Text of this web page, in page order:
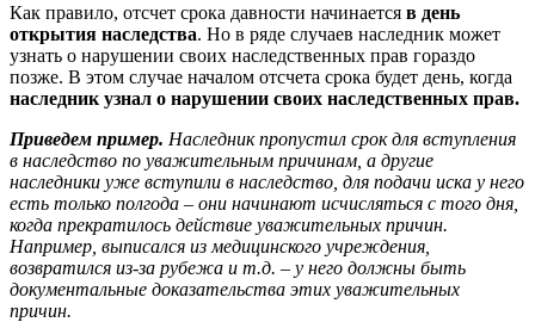
Как правило, отсчет срока давности начинается в день
открытия наследства. Но в ряде случаев наследник может
узнать о нарушении своих наследственных прав гораздо
позже. В этом случае началом отсчета срока будет день, когда
наследник узнал о нарушении своих наследственных прав.
Приведем пример. Наследник пропустил срок для вступления
в наследство по уважительным причинам, а другие
наследники уже вступили в наследство, для подачи иска у него
есть только полгода – они начинают исчисляться с того дня,
когда прекратилось действие уважительных причин.
Например, выписался из медицинского учреждения,
возвратился из-за рубежа и т.д. – у него должны быть
документальные доказательства этих уважительных
причин.